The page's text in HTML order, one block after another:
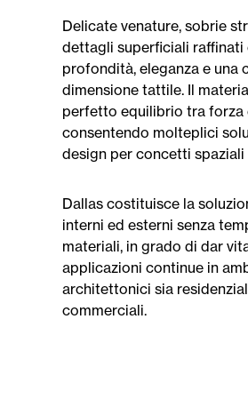
Delicate venature, sobrie
dettagli superficiali raffinati
profondità, eleganza e una
dimensione tattile. Il
perfetto equilibrio tra forza
consentendo molteplici
design per concetti
Dallas costituisce la
interni ed esterni senza
materiali, in grado di dar
applicazioni continue in
architettonici sia
commerciali.